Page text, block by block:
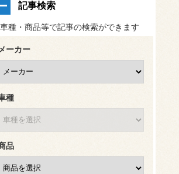
記事検索
種・商品等で記事の検索ができます
ーカー
種
品